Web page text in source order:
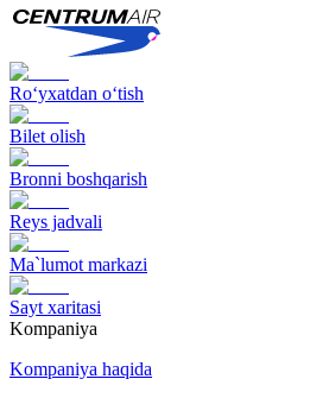
Ro‘yxatdan o‘tish
Bilet olish
Bronni boshqarish
Reys jadvali
Ma`lumot markazi
Sayt xaritasi
Kompaniya
Kompaniya haqida